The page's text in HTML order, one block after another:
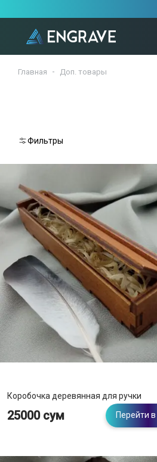
Главная Доп. товары
Фильтры
Сбросить
Шаг
2.
Выберите
цвет
Золотой
Крафтовый
Розовый
Серебристый
Черный
Коробочка деревянная для ручки
25000 сум Перейти